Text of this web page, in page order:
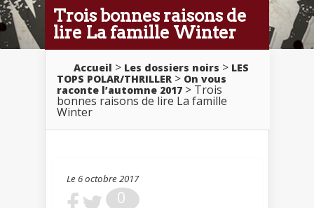
Trois bonnes raisons de
lire La famille Winter
Accueil > Les dossiers noirs > LES
TOPS POLAR/THRILLER > On vous
raconte l’automne 2017 > Trois
bonnes raisons de lire La famille
Winter
Le 6 octobre 2017
0